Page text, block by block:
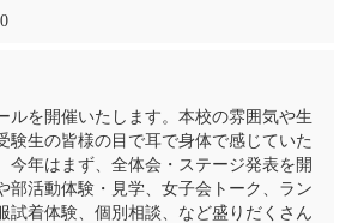
ルを開催いたします。本校の雰囲気や生
験生の皆様の目で耳で身体で感じていた
今年はまず、全体会・ステージ発表を開
部活動体験・見学、女子会トーク、ラン
試着体験、個別相談、など盛りだくさん